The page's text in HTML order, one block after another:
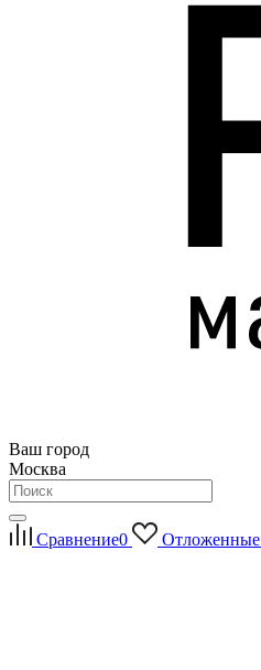
Ваш город
Москва
Сравнение0 Отложенные